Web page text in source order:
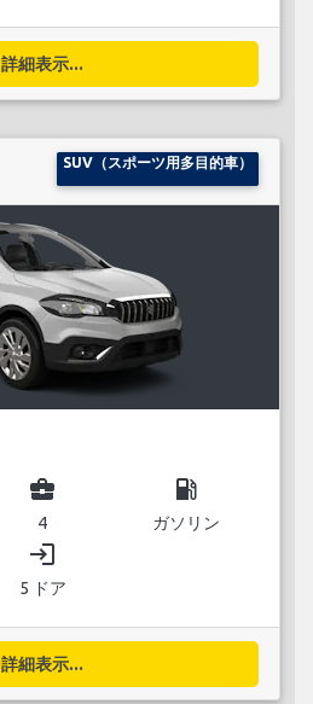
詳細表示...
SUV（スポーツ用多目的車）
business_center
4
local_gas_station
ガソリン
login
5 ドア
詳細表示...